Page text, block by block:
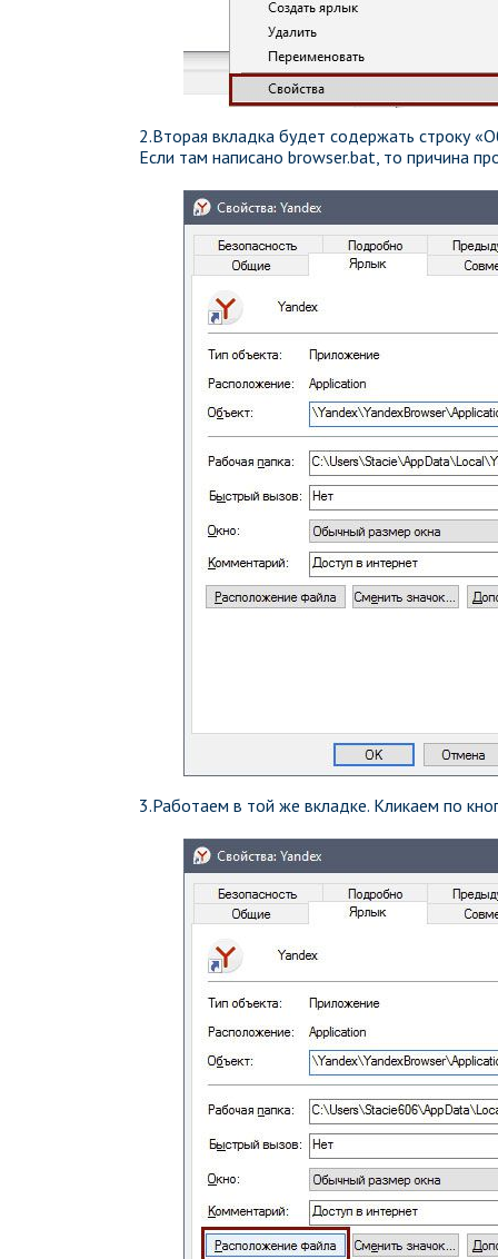
2.Вторая вкладка будет содержать строку
Если там написано browser.bat, то причина
3.Работаем в той же вкладке. Кликаем по